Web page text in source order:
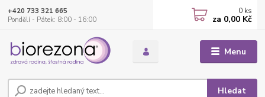
Menu
Hledat
+420 733 321 665
Pondělí - Pátek: 8:00 - 16:00
0 ks
za 0,00 Kč